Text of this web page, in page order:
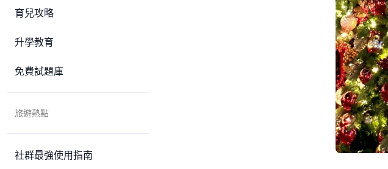
育兒攻略
升學教育
免費試題庫
旅遊熱點
社群最強使用指南